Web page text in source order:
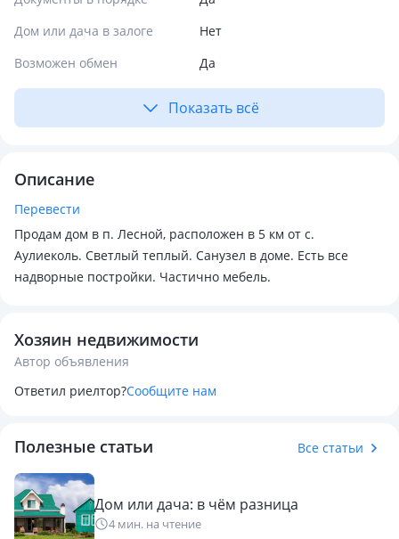
Дом или дача в залоге
Нет
Возможен обмен
Да
Показать всё
Описание
Перевести
Продам дом в п. Лесной, расположен в 5 км от с.
Аулиеколь. Светлый теплый. Санузел в доме. Есть все
надворные постройки. Частично мебель.
Хозяин недвижимости
Автор объявления
Ответил риелтор?Сообщите нам
Полезные статьи Все статьи
Дом или дача: в чём разница
4 мин. на чтение